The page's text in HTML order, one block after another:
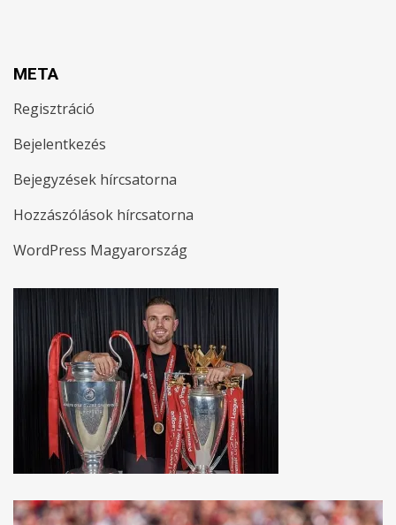
META
Regisztráció
Bejelentkezés
Bejegyzések hírcsatorna
Hozzászólások hírcsatorna
WordPress Magyarország